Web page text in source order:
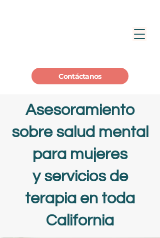
Contáctanos
Asesoramiento
sobre salud mental
para mujeres
y servicios de
terapia en toda
California